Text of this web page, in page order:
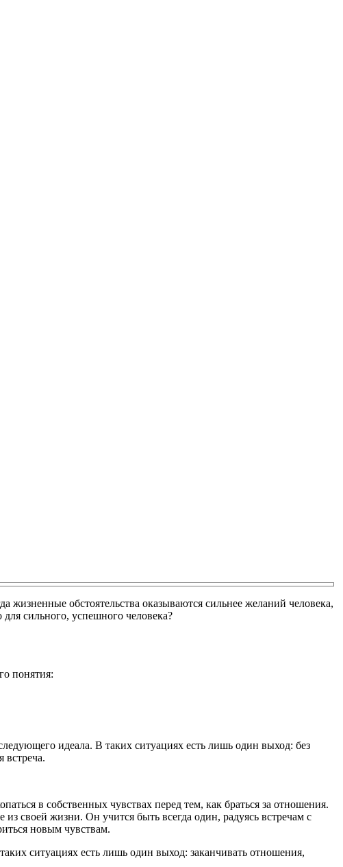
обстоятельства оказываются сильнее желаний человека,
сильного, успешного человека?
понятия:
идеала. В таких ситуациях есть лишь один выход: без
встреча.
в собственных чувствах перед тем, как браться за отношения.
из своей жизни. Он учится быть всегда один, радуясь встречам с
новым чувствам.
ситуациях есть лишь один выход: заканчивать отношения,